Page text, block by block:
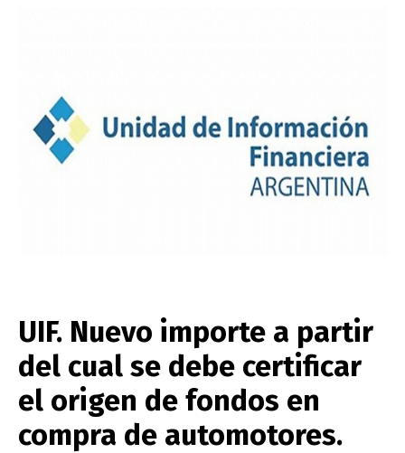
UIF. Nuevo importe a partir
del cual se debe certificar
el origen de fondos en
compra de automotores.